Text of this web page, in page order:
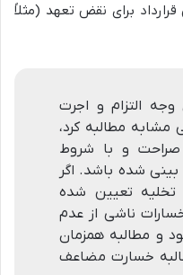
برای نقض تعهد (مثلاً
التزام و اجرت
مشابه مطالبه کرد،
صراحت و با شروط
شده باشد. اگر
تخلیه تعیین شده
ناشی از عدم
و مطالبه همزمان
خسارت مضاعف